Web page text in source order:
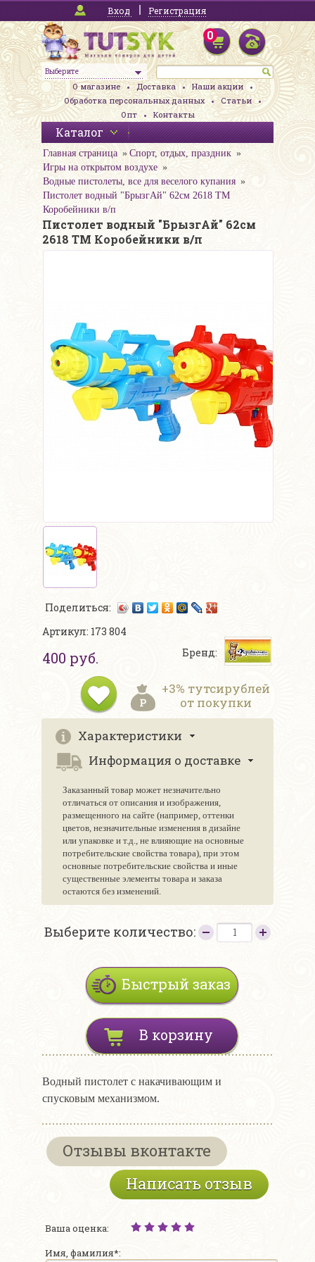
Вход Регистрация
Выберите
0
О магазине Доставка
Наши акции
Обработка персональных данных
Статьи
Опт
Контакты
Каталог
Главная страница
Спорт, отдых, праздник
Игры на открытом воздухе
Водные пистолеты, все для веселого купания
Пистолет водный "БрызгАй" 62см 2618 ТМ
Коробейники в/п
Пистолет водный "БрызгАй" 62см
2618 ТМ Коробейники в/п
Поделиться:
Артикул: 173 804
400 руб. Бренд:
+3% тутсирублей
от покупки
Характеристики
Информация о доставке
Заказанный товар может незначительно
отличаться от описания и изображения,
размещенного на сайте (например, оттенки
цветов, незначительные изменения в дизайне
или упаковке и т.д., не влияющие на основные
потребительские свойства товара), при этом
основные потребительские свойства и иные
существенные элементы товара и заказа
остаются без изменений.
Выберите количество:
Быстрый заказ
В корзину
Водный пистолет с накачивающим и
спусковым механизмом.
Отзывы вконтакте
Написать отзыв
Ваша оценка:
Имя, фамилия*: